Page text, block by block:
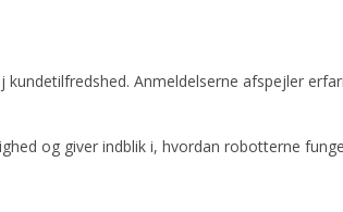
Anmeldelserne afspejler
og giver indblik i, hvordan robotterne